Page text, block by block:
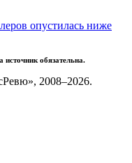
опустилась ниже
источник обязательна.
2008–2026.